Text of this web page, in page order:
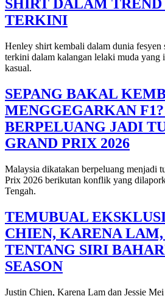
SHIRT DALAM
TERKINI
Henley shirt kembali dalam dunia fesyen
terkini dalam kalangan lelaki muda yang
kasual.
SEPANG BAKAL
MENGGEGARKAN
BERPELUANG JADI
GRAND PRIX 2026
Malaysia dikatakan berpeluang menjadi
Prix 2026 berikutan konflik yang
Tengah.
TEMUBUAL
CHIEN, KARENA
TENTANG SIRI
SEASON
Justin Chien, Karena Lam dan Jessie